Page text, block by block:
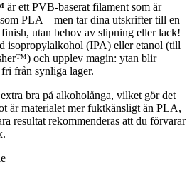
är ett PVB-baserat filament som är
PLA – men tar dina utskrifter till en
utan behov av slipning eller lack!
isopropylalkohol (IPA) eller etanol (till
och upplev magin: ytan blir
från synliga lager.
bra på alkoholånga, vilket gör det
är materialet mer fuktkänsligt än PLA,
resultat rekommenderas att du förvarar